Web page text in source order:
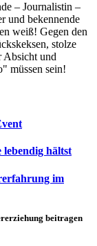
– Journalistin –
und bekennende
weiß! Gegen den
stolze
Absicht und
müssen sein!
lebendig hältst
im
beitragen